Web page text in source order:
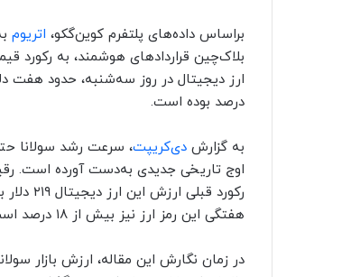
براساس داده‌های پلتفرم کوین‌گکو، اتریوم
درصد بوده است.
به گزارش دی‌کریپت
اوج تاریخی جدیدی به‌دست آورده است.
هفتگی این رمز ارز نیز بیش از ۱۸ درصد است.
در زمان نگارش این مقاله، ارزش بازار